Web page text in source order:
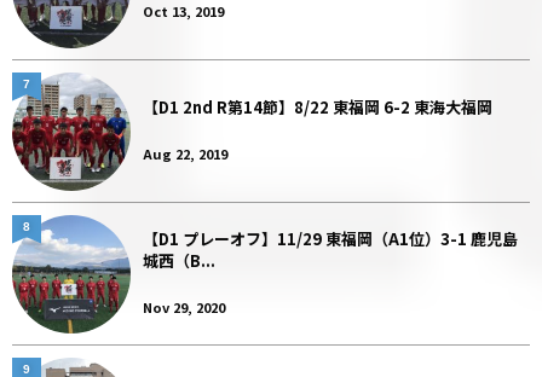
Oct 13, 2019
【D1 2nd R第14節】8/22 東福岡 6-2 東海大福岡
Aug 22, 2019
7
【D1 プレーオフ】11/29 東福岡（A1位）3-1 鹿児島
城西（B...
Nov 29, 2020
8
9